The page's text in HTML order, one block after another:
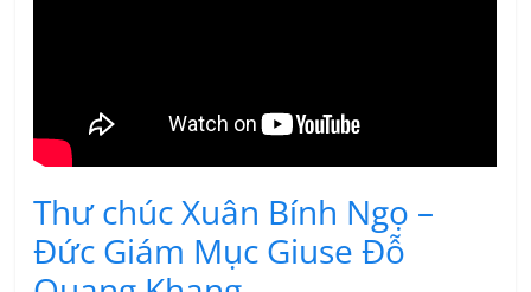
Thư chúc Xuân Bính Ngọ –
Đức Giám Mục Giuse Đỗ